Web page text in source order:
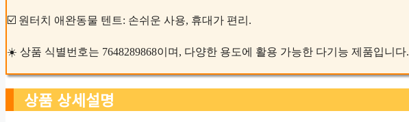
☑️ 원터치 애완동물 텐트: 손쉬운 사용, 휴대가 편리.
☀️ 상품 식별번호는 7648289868이며, 다양한 용도에 활용 가능한 다기능 제품입니다.
상품 상세설명